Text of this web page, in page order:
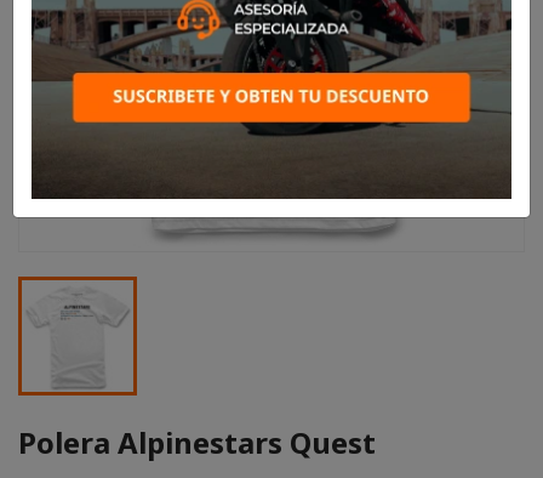
Polera Alpinestars Quest